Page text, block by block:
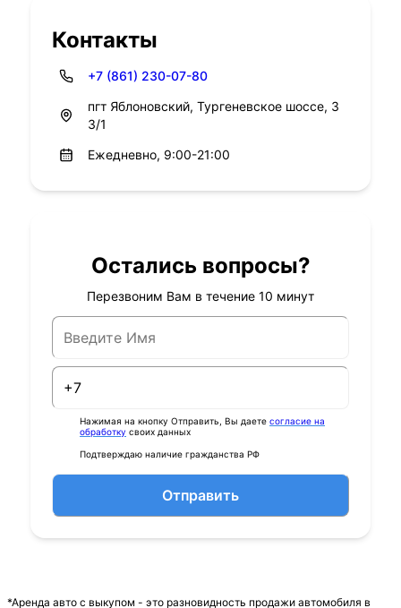
Контакты
+7 (861) 230-07-80
пгт Яблоновский, Тургеневское шоссе, 3
3/1
Ежедневно, 9:00-21:00
Остались вопросы?
Перезвоним Вам в течение 10 минут
Нажимая на кнопку Отправить, Вы даете согласие на
обработку своих данных
Подтверждаю наличие гражданства РФ
Отправить
*Аренда авто с выкупом - это разновидность продажи автомобиля в